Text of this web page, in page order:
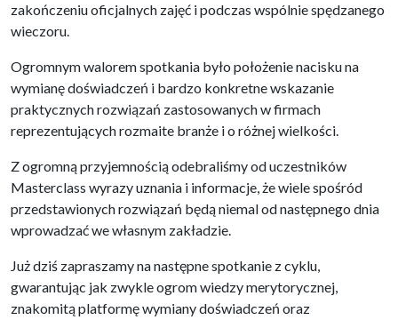
zakończeniu oficjalnych zajęć i podczas wspólnie spędzanego
wieczoru.
Ogromnym walorem spotkania było położenie nacisku na
wymianę doświadczeń i bardzo konkretne wskazanie
praktycznych rozwiązań zastosowanych w firmach
reprezentujących rozmaite branże i o różnej wielkości.
Z ogromną przyjemnością odebraliśmy od uczestników
Masterclass wyrazy uznania i informacje, że wiele spośród
przedstawionych rozwiązań będą niemal od następnego dnia
wprowadzać we własnym zakładzie.
Już dziś zapraszamy na następne spotkanie z cyklu,
gwarantując jak zwykle ogrom wiedzy merytorycznej,
znakomitą platformę wymiany doświadczeń oraz